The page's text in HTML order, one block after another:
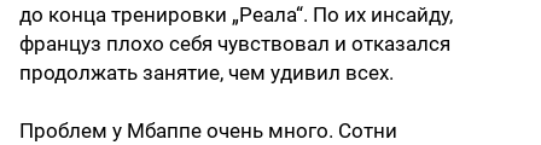
до конца тренировки „Реала“. По их инсайду,
француз плохо себя чувствовал и отказался
продолжать занятие, чем удивил всех.
Проблем у Мбаппе очень много. Сотни